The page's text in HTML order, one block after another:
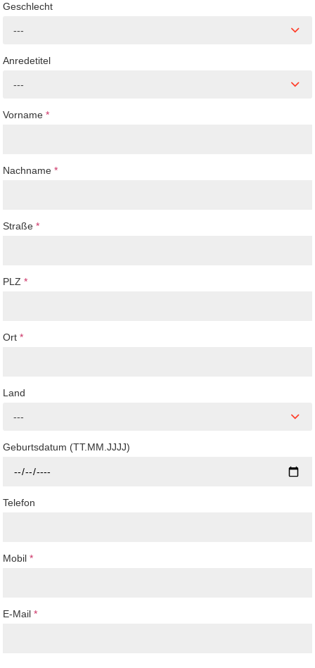
Geschlecht
---
Anredetitel
---
Vorname*
Nachname*
Straße*
PLZ*
Ort*
Land
---
Geburtsdatum (TT.MM.JJJJ)
Telefon
Mobil*
E-Mail*